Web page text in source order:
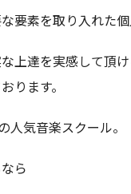
要素を取り入れた
上達を実感して頂
ります。
人気音楽スクール。
ら